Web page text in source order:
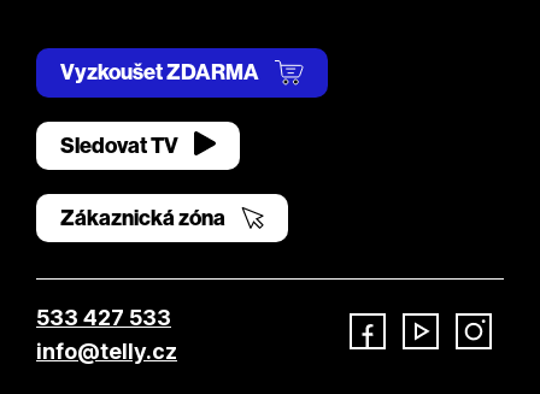
Vyzkoušet ZDARMA
Sledovat TV
Zákaznická zóna
533 427 533
info@telly.cz